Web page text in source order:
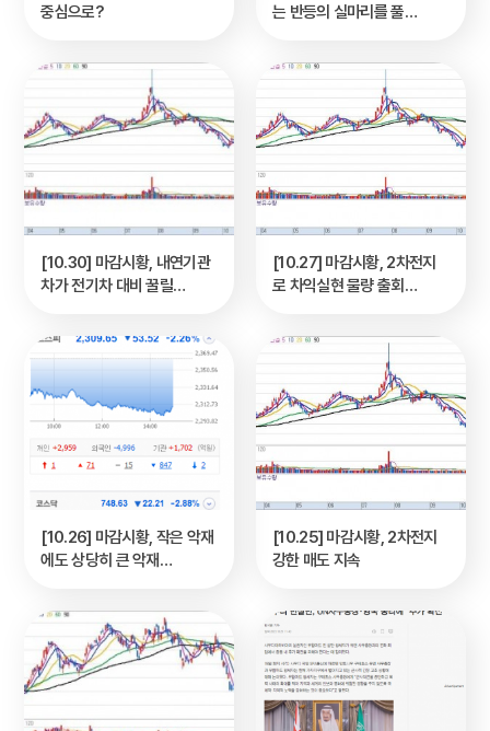
중심으로?
는 반등의 실마리를 풀…
[10.30] 마감시황, 내연기관
차가 전기차 대비 꿀릴…
[10.27] 마감시황, 2차전지
로 차익실현 물량 출회…
[10.26] 마감시황, 작은 악재
에도 상당히 큰 악재…
[10.25] 마감시황, 2차전지
강한 매도 지속